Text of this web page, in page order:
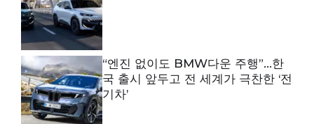
“엔진 없이도 BMW다운 주행”…한
국 출시 앞두고 전 세계가 극찬한 ‘전
기차’